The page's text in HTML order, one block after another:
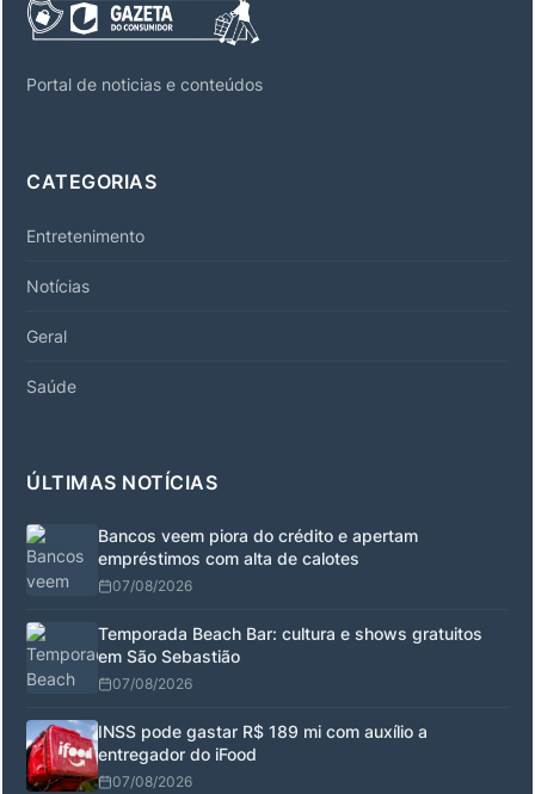
Portal de noticias e conteúdos
CATEGORIAS
Entretenimento
Notícias
Geral
Saúde
ÚLTIMAS NOTÍCIAS
Bancos veem piora do crédito e apertam
empréstimos com alta de calotes
07/08/2026
Temporada Beach Bar: cultura e shows gratuitos
em São Sebastião
07/08/2026
INSS pode gastar R$ 189 mi com auxílio a
entregador do iFood
07/08/2026